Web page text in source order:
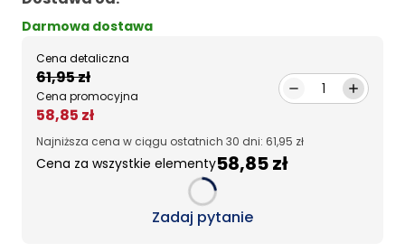
Darmowa dostawa
Cena detaliczna
61,95 zł
Cena promocyjna
58,85 zł
1
Najniższa cena w ciągu ostatnich 30 dni: 61,95 zł
Cena za wszystkie elementy58,85 zł
Loading...
Zadaj pytanie